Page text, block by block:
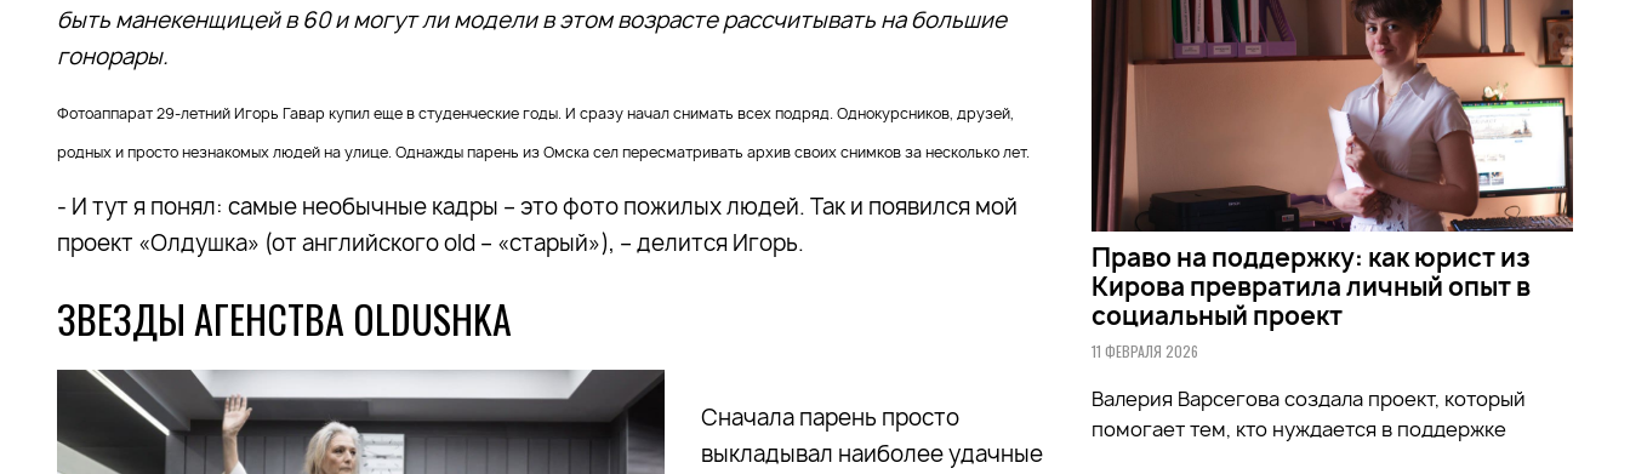
быть манекенщицей в 60 и могут ли модели в этом возрасте рассчитывать на большие
гонорары.
Фотоаппарат 29-летний Игорь Гавар купил еще в студенческие годы. И сразу начал снимать всех подряд. Однокурсников, друзей,
родных и просто незнакомых людей на улице. Однажды парень из Омска сел пересматривать архив своих снимков за несколько лет.
- И тут я понял: самые необычные кадры – это фото пожилых людей. Так и появился мой
проект «Олдушка» (от английского old – «старый»), – делится Игорь.
ЗВЕЗДЫ АГЕНСТВА OLDUSHKA
Сначала парень просто
выкладывал наиболее удачные
Право на поддержку: как юрист из
Кирова превратила личный опыт в
социальный проект
11 ФЕВРАЛЯ 2026
Валерия Варсегова создала проект, который
помогает тем, кто нуждается в поддержке